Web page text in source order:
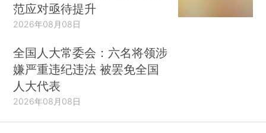
范应对亟待提升
2026年08月08日
全国人大常委会：六名将领涉
嫌严重违纪违法 被罢免全国
人大代表
2026年08月08日